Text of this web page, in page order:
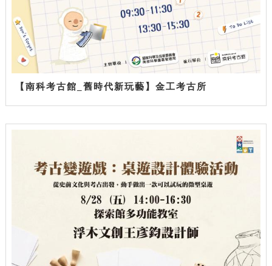
【南科考古館_舊時代新玩藝】金工考古所